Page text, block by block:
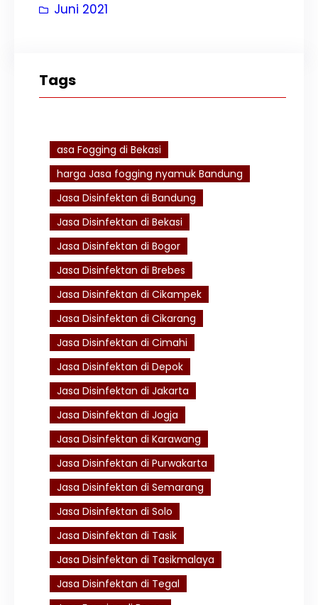
Juni 2021
Tags
asa Fogging di Bekasi
harga Jasa fogging nyamuk Bandung
Jasa Disinfektan di Bandung
Jasa Disinfektan di Bekasi
Jasa Disinfektan di Bogor
Jasa Disinfektan di Brebes
Jasa Disinfektan di Cikampek
Jasa Disinfektan di Cikarang
Jasa Disinfektan di Cimahi
Jasa Disinfektan di Depok
Jasa Disinfektan di Jakarta
Jasa Disinfektan di Jogja
Jasa Disinfektan di Karawang
Jasa Disinfektan di Purwakarta
Jasa Disinfektan di Semarang
Jasa Disinfektan di Solo
Jasa Disinfektan di Tasik
Jasa Disinfektan di Tasikmalaya
Jasa Disinfektan di Tegal